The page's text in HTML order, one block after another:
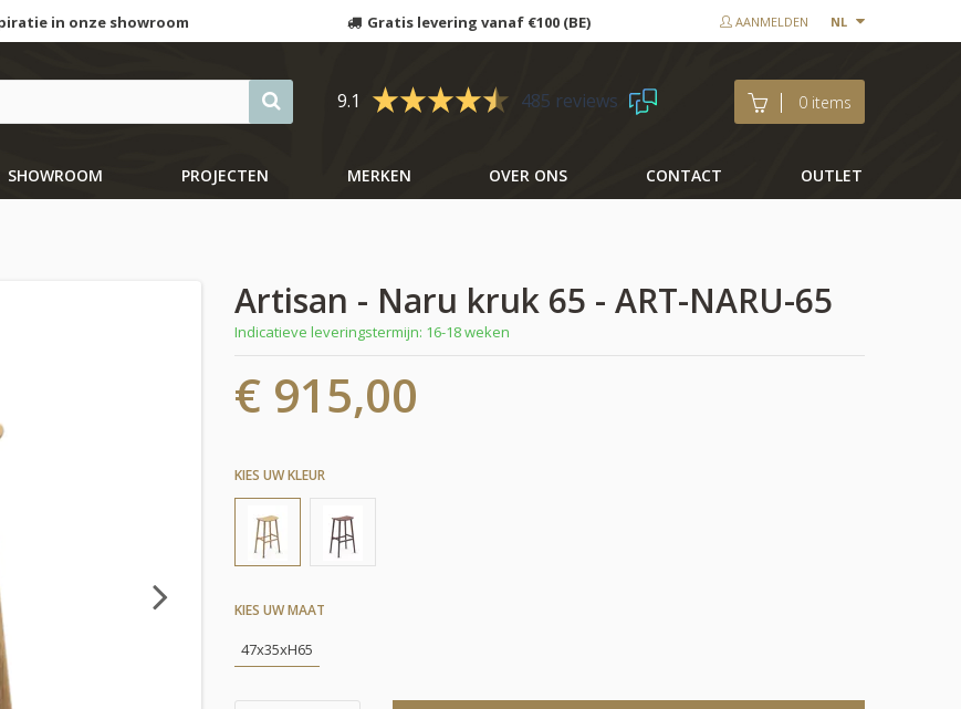
in onze showroom Gratis levering vanaf €100 (BE) AANMELDEN NL
9.1 485 reviews 0 items
SHOWROOM PROJECTEN MERKEN OVER ONS CONTACT OUTLET
Artisan - Naru kruk 65 - ART-NARU-65
Indicatieve leveringstermijn: 16-18 weken
€ 915,00
KIES UW KLEUR
KIES UW MAAT
47x35xH65